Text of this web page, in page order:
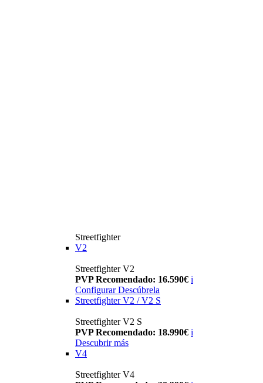
Streetfighter
V2
Streetfighter V2
PVP Recomendado: 16.590€ i
Configurar Descúbrela
Streetfighter V2 / V2 S
Streetfighter V2 S
PVP Recomendado: 18.990€ i
Descubrir más
V4
Streetfighter V4